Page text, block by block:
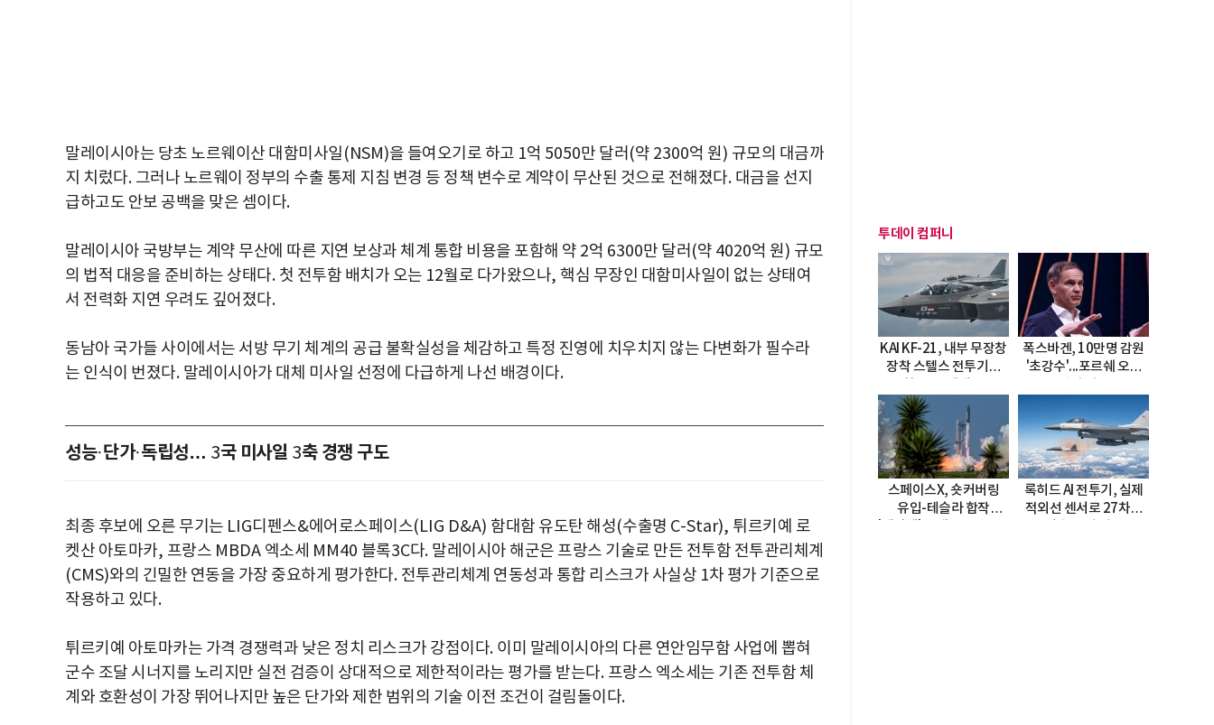
말레이시아는 당초 노르웨이산 대함미사일(NSM)을 들여오기로 하고 1억 5050만 달러 (약 2300억 원) 규모의 대금까
지 치렀다. 그러나 노르웨이 정부의 수출 통제 지침 변경 등 정책 변수로 계약이 무산된 것으로 전해졌다. 대금을 선지
급하고도 안보 공백을 맞은 셈이다.
말레이시아 국방부는 계약 무산에 따른 지연 보상과 체계 통합 비용을 포함해 약 2억 6300만 달러 (약 4020억 원) 규모
의 법적 대응을 준비하는 상태다. 첫 전투함 배치가 오는 12월로 다가왔으나, 핵심 무장인 대함미사일이 없는 상태여
서 전력화 지연 우려도 깊어졌다.
동남아 국가들 사이에서는 서방 무기 체계의 공급 불확실성을 체감하고 특정 진영에 치우치지 않는 다변화가 필수라
는 인식이 번졌다. 말레이시아가 대체 미사일 선정에 다급하게 나선 배경이다.
성능·단가·독립성… 3국 미사일 3축 경쟁 구도
최종 후보에 오른 무기는 LIG디펜스&에어로스페이스(LIG D&A) 함대함 유도탄 해성(수출명 C-Star), 튀르키예 로
켓산 아토마카, 프랑스 MBDA 엑소세 MM40 블록3C다. 말레이시아 해군은 프랑스 기술로 만든 전투함 전투관리체계
(CMS)와의 긴밀한 연동을 가장 중요하게 평가한다. 전투관리체계 연동성과 통합 리스크가 사실상 1차 평가 기준으로
작용하고 있다.
튀르키예 아토마카는 가격 경쟁력과 낮은 정치 리스크가 강점이다. 이미 말레이시아의 다른 연안임무함 사업에 뽑혀
군수 조달 시너지를 노리지만 실전 검증이 상대적으로 제한적이라는 평가를 받는다. 프랑스 엑소세는 기존 전투함 체
계와 호환성이 가장 뛰어나지만 높은 단가와 제한 범위의 기술 이전 조건이 걸림돌이다.
투데이 컴퍼니
KAI KF-21, 내부 무장창
장착 스텔스 전투기로
폭스바겐, 10만명 감원
'초강수'...포르쉐 오너
스페이스X, 숏커버링
유입-테슬라 합작
록히드 AI 전투기, 실제
적외선 센서로 27차례